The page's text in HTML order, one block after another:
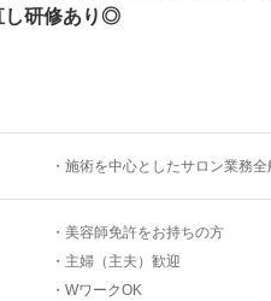
研修あり◎
・施術を中心としたサロン業務
・美容師免許をお持ちの方
・主婦（主夫）歓迎
・WワークOK